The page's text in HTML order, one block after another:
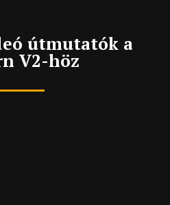
útmutatók a
V2-höz